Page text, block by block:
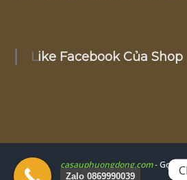
Like Facebook Của Shop
casauphuongdong.com-Gọi
Zalo 0869990039